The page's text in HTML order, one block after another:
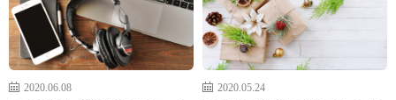
2020.06.08 2020.05.24